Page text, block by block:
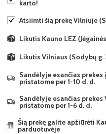
karto!
Atsiimti šią prekę Vilniuje
Likutis Kauno LEZ
Likutis Vilniaus (Sodybų g.
Sandėlyje esančias
pristatome per 1-10 d. d.
Sandėlyje esančias
pristatome per 1-6 d. d.
Šią prekę galite apžiūrėti
parduotuvėje